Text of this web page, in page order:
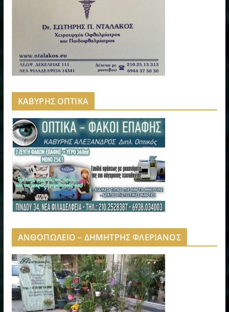
ΚΑΒΥΡΗΣ ΟΠΤΙΚΑ
ΑΝΘΟΠΩΛΕΙΟ – ΔΗΜΗΤΡΗΣ ΦΛΕΡΙΑΝΟΣ